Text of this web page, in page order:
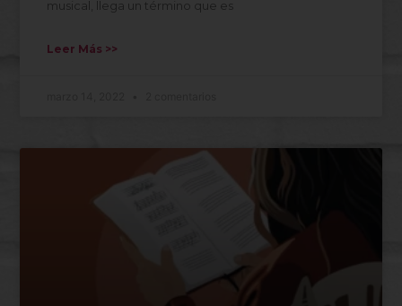
musical, llega un término que es
Leer Más >>